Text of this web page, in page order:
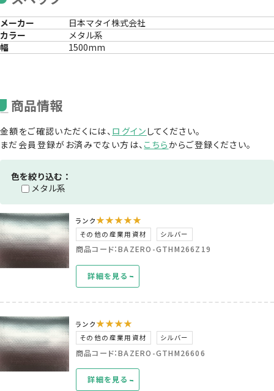
メーカー
日本マタイ株式会社
カラー
メタル系
幅
1500mm
商品情報
金額をご確認いただくには、 ログイン してください。
まだ会員登録がお済みでない方は、 こちらからご登録ください。
色を絞り込む：
メタル系
ランク★★★★★
その他の産業用資材 シルバー
商品コード：BAZERO-GTHM266Z19
詳細を見る
ランク★★★★
その他の産業用資材 シルバー
商品コード：BAZERO-GTHM26606
詳細を見る